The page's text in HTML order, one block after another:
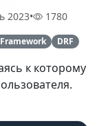
2023• 1780
DRF
к которому